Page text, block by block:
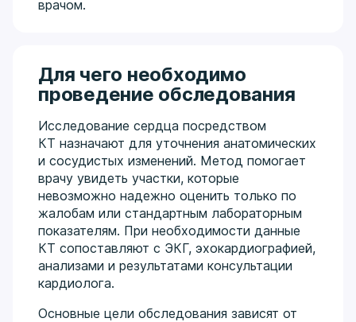
врачом.
Для чего необходимо
проведение обследования
Исследование сердца посредством
КТ назначают для уточнения анатомических
и сосудистых изменений. Метод помогает
врачу увидеть участки, которые
невозможно надежно оценить только по
жалобам или стандартным лабораторным
показателям. При необходимости данные
КТ сопоставляют с ЭКГ, эхокардиографией,
анализами и результатами консультации
кардиолога.
Основные цели обследования зависят от